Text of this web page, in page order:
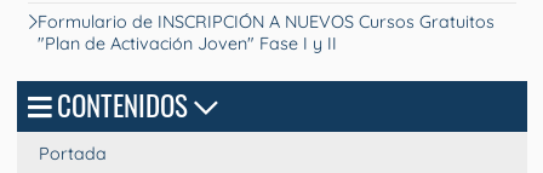
Formulario de INSCRIPCIÓN A NUEVOS Cursos Gratuitos
"Plan de Activación Joven" Fase I y II
CONTENIDOS
Portada